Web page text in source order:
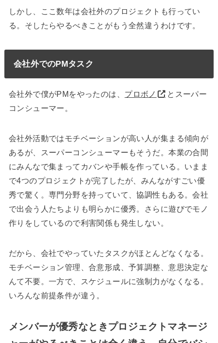
しかし、ここ数年は会社外のプロジェクトも行ってい
る。そしたらやるべきことがもう全然違うわけです。
会社外でのPMタスク
会社外で僕がPMをやったのは、 プロボノ
とスーパー
コンシューマー。
会社外活動ではモチベーションが高い人が集まる傾向が
あるが、スーパーコンシューマーもそうだ。本業の合間
にみんなで集まってカバンや手帳を作っている。いまま
で4つのプロジェクトが完了したが、みんながすごい優
秀で驚く。専門分野を持っていて、協調性もある。会社
で出会う人たちよりも明らかに優秀。さらに遊びでモノ
作りをしているので利害関係も発生しない。
だから、会社でやっていたタスクがほとんどなくなる。
モチベーション管理、合意形成、予算調整、意思決定な
んて不要。一方で、スケジュールに強制力がなくなる。
いろんな前提条件が違う。
メンバーが優秀なときプロジェクトマネージ